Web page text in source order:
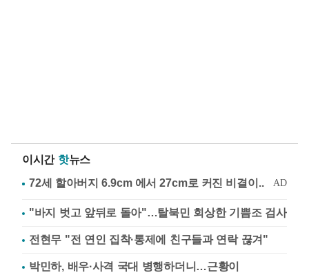
이시간 핫뉴스
"바지 벗고 앞뒤로 돌아"…탈북민 회상한 기쁨조 검사
전현무 "전 연인 집착·통제에 친구들과 연락 끊겨"
박민하, 배우·사격 국대 병행하더니…근황이